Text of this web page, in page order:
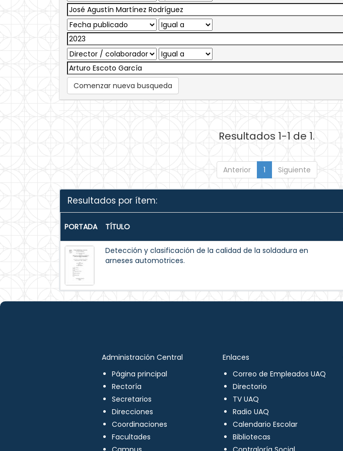
Comenzar nueva busqueda
Resultados 1-1 de 1.
Anterior 1 Siguiente
Resultados por ítem:
PORTADA TÍTULO
Detección y clasificación de la calidad de la soldadura en
arneses automotrices.
Administración Central
Página principal
Rectoría
Secretarios
Direcciones
Coordinaciones
Facultades
Enlaces
Correo de Empleados UAQ
Directorio
TV UAQ
Radio UAQ
Calendario Escolar
Bibliotecas